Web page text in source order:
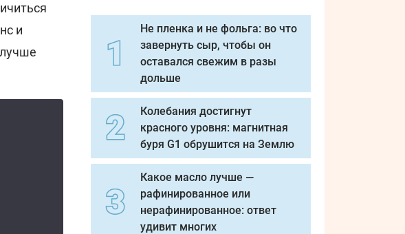
и
Не пленка и не фольга: во что
завернуть сыр, чтобы он
оставался свежим в разы
дольше
Колебания достигнут
красного уровня: магнитная
буря G1 обрушится на Землю
Какое масло лучше —
рафинированное или
нерафинированное: ответ
удивит многих